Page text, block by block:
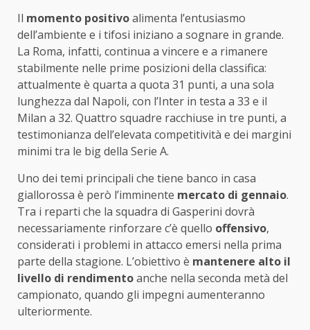
Il momento positivoalimenta l’entusiasmo
dell’ambiente e i tifosi iniziano a sognare in grande.
La Roma, infatti, continua a vincere e a rimanere
stabilmente nelle prime posizioni della classifica:
attualmente è quarta a quota 31 punti, a una sola
lunghezza dal Napoli, con l’Inter in testa a 33 e il
Milan a 32. Quattro squadre racchiuse in tre punti, a
testimonianza dell’elevata competitività e dei margini
minimi tra le big della Serie A.
Uno dei temi principali che tiene banco in casa
giallorossa è però l’imminente mercato di gennaio.
Tra i reparti che la squadra di Gasperini dovrà
necessariamente rinforzare c’è quello offensivo,
considerati i problemi in attacco emersi nella prima
parte della stagione. L’obiettivo è mantenere alto il
livello di rendimentoanche nella seconda metà del
campionato, quando gli impegni aumenteranno
ulteriormente.